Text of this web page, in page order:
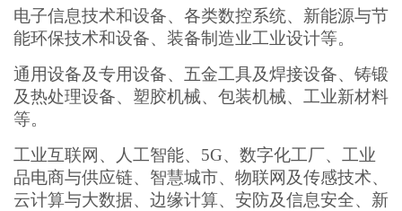
电子信息技术和设备、各类数控系统、新能源与节
能环保技术和设备、装备制造业工业设计等。
通用设备及专用设备、五金工具及焊接设备、铸锻
及热处理设备、塑胶机械、包装机械、工业新材料
等。
工业互联网、人工智能、5G、数字化工厂、工业
品电商与供应链、智慧城市、物联网及传感技术、
云计算与大数据、边缘计算、安防及信息安全、新